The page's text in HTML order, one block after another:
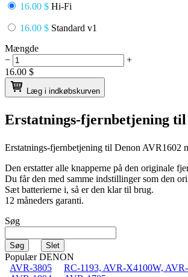
16.00 $ Hi-Fi
16.00 $ Standard v1
Mængde
−
+
16.00 $
Læg i indkøbskurven
Erstatnings-fjernbetjening til
Erstatnings-fjernbetjening til Denon AVR1602
Den erstatter alle knapperne på den originale
Du får den med samme indstillinger som den
Sæt batterierne i, så er den klar til brug.
12 måneders garanti.
Søg
Populær DENON
AVR-3805
RC-1193, AVR-X4100W,